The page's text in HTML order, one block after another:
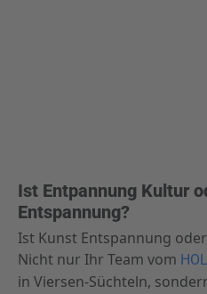
Ist Entpannung Kultur
Entspannung?
Ist Kunst Entspannung
Nicht nur Ihr Team vom
in Viersen-Süchteln,